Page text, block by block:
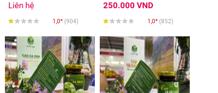
Liên hệ
1,0* (904)
250.000 VND
1,0* (852)